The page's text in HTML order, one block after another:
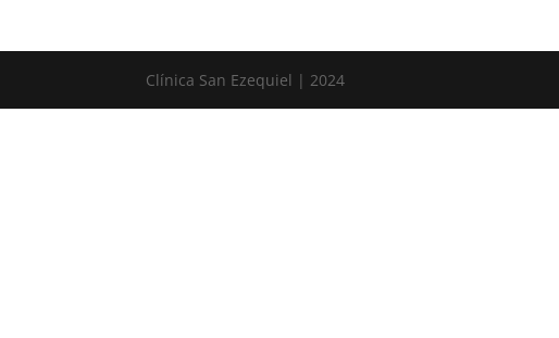
Clínica San Ezequiel | 2024